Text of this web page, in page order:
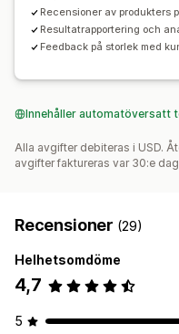
Recensioner av produkters
Resultatrapportering och
Feedback på storlek med
Innehåller automatöversatt
Alla avgifter debiteras i USD.
avgifter faktureras var 30:e
Recensioner (29)
Helhetsomdöme
4,7
5